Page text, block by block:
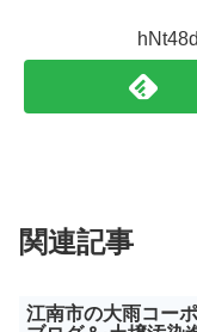
関連記事
江南市の大雨コー